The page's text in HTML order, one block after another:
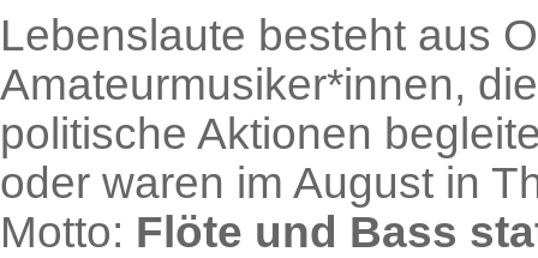
Lebenslaute besteht aus
Amateurmusiker*innen,
politische Aktionen
oder waren im August in
Motto: Flöte und Bass